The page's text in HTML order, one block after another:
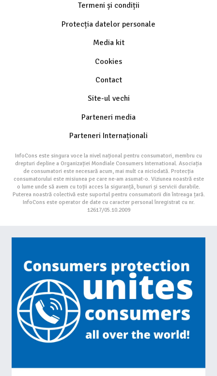
Termeni și condiții
Protecția datelor personale
Media kit
Cookies
Contact
Site-ul vechi
Parteneri media
Parteneri Internaționali
InfoCons este singura voce la nivel național pentru consumatori, membru cu
drepturi depline a Organizației Mondiale Consumers International. Asociația
de consumatori este necesară acum, mai mult ca niciodată. Protecția
consumatorului este misiunea pe care ne-am asumat-o. Viziunea noastră este
o lume unde să avem cu toții acces la siguranță, bunuri și servicii durabile.
Puterea noastră colectivă este suportul pentru consumatorii din întreaga țară.
InfoCons este operator de date cu caracter personal înregistrat cu nr.
12617/05.10.2009